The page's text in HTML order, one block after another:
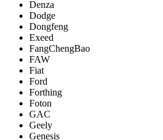
Denza
Dodge
Dongfeng
Exeed
FangChengBao
FAW
Fiat
Ford
Forthing
Foton
GAC
Geely
Genesis